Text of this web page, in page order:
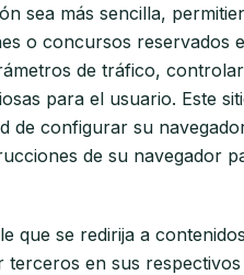
sea más sencilla,
o concursos reservados
de tráfico,
para el usuario. Este
de configurar su
de su navegador
que se redirija a
en sus